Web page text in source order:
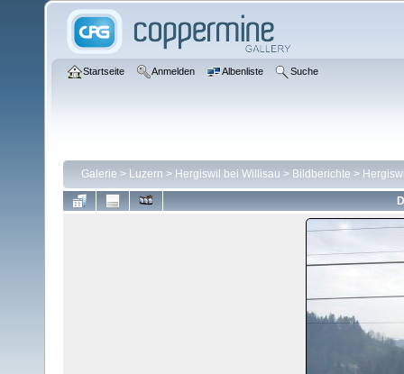
Startseite Anmelden Albenliste Suche
Galerie > Luzern > Hergiswil bei Willisau > Bildberichte >